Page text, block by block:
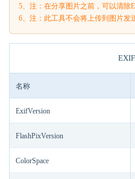
5、注：在分享图片之前，可以清除
6、注：此工具不会将上传到图片发
名称
ExifVersion
FlashPixVersion
ColorSpace